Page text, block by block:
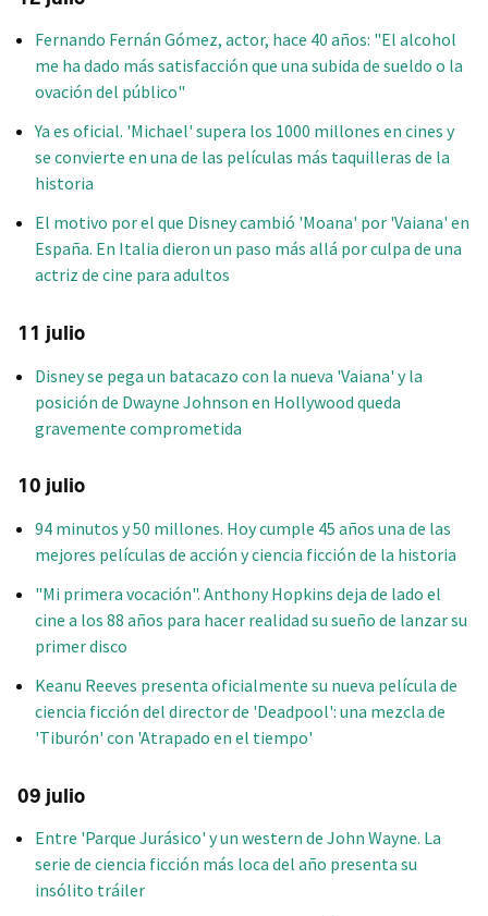
Fernando Fernán Gómez, actor, hace 40 años: "El alcohol
me ha dado más satisfacción que una subida de sueldo o la
ovación del público"
Ya es oficial. 'Michael' supera los 1000 millones en cines y
se convierte en una de las películas más taquilleras de la
historia
El motivo por el que Disney cambió 'Moana' por 'Vaiana' en
España. En Italia dieron un paso más allá por culpa de una
actriz de cine para adultos
11 julio
Disney se pega un batacazo con la nueva 'Vaiana' y la
posición de Dwayne Johnson en Hollywood queda
gravemente comprometida
10 julio
94 minutos y 50 millones. Hoy cumple 45 años una de las
mejores películas de acción y ciencia ficción de la historia
"Mi primera vocación". Anthony Hopkins deja de lado el
cine a los 88 años para hacer realidad su sueño de lanzar su
primer disco
Keanu Reeves presenta oficialmente su nueva película de
ciencia ficción del director de 'Deadpool': una mezcla de
'Tiburón' con 'Atrapado en el tiempo'
09 julio
Entre 'Parque Jurásico' y un western de John Wayne. La
serie de ciencia ficción más loca del año presenta su
insólito tráiler